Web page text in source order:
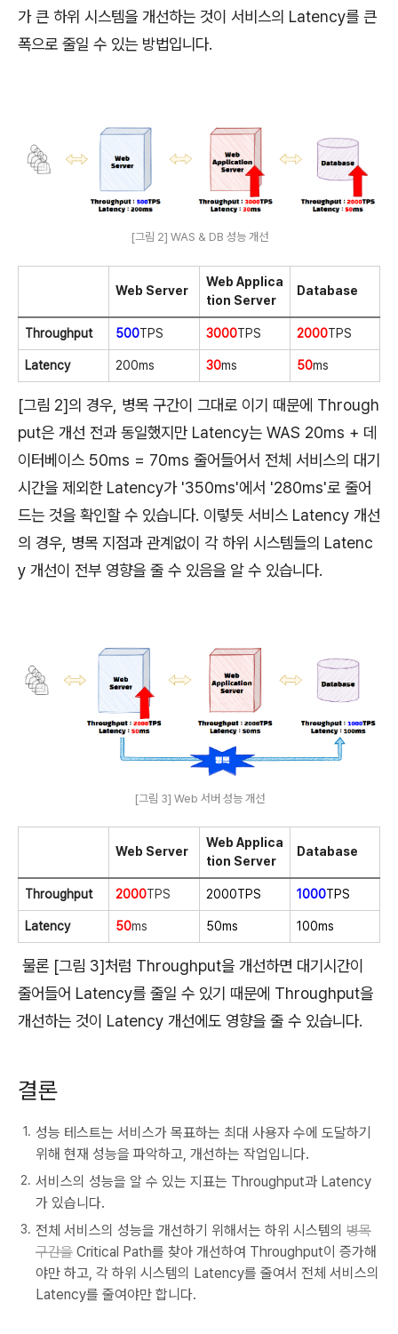
가 큰 하위 시스템을 개선하는 것이 서비스의 Latency를 큰
폭으로 줄일 수 있는 방법입니다.
[그림 2] WAS & DB 성능 개선
Web Server
Web Applica
tion Server
Database
Throughput 500TPS 3000TPS 2000TPS
Latency 200ms 30ms 50ms
[그림 2]의 경우, 병목 구간이 그대로 이기 때문에 Through
put은 개선 전과 동일했지만 Latency는 WAS 20ms + 데
이터베이스 50ms = 70ms 줄어들어서 전체 서비스의 대기
시간을 제외한 Latency가 '350ms'에서 '280ms'로 줄어
드는 것을 확인할 수 있습니다. 이렇듯 서비스 Latency 개선
의 경우, 병목 지점과 관계없이 각 하위 시스템들의 Latenc
y 개선이 전부 영향을 줄 수 있음을 알 수 있습니다.
[그림 3] Web 서버 성능 개선
Web Server
Web Applica
tion Server
Database
Throughput 2000TPS 2000TPS 1000TPS
Latency 50ms 50ms 100ms
물론 [그림 3]처럼 Throughput을 개선하면 대기시간이
줄어들어 Latency를 줄일 수 있기 때문에 Throughput을
개선하는 것이 Latency 개선에도 영향을 줄 수 있습니다.
결론
성능 테스트는 서비스가 목표하는 최대 사용자 수에 도달하기
위해 현재 성능을 파악하고, 개선하는 작업입니다.
서비스의 성능을 알 수 있는 지표는 Throughput과 Latency
가 있습니다.
전체 서비스의 성능을 개선하기 위해서는 하위 시스템의 병목
구간을 Critical Path를 찾아 개선하여 Throughput이 증가해
야만 하고, 각 하위 시스템의 Latency를 줄여서 전체 서비스의
Latency를 줄여야만 합니다.